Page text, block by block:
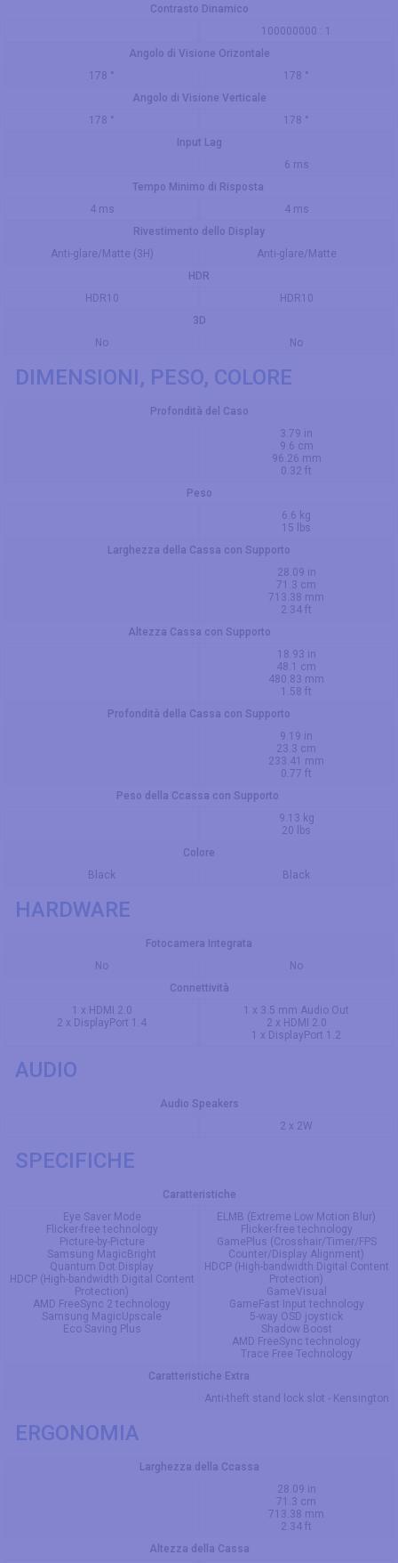
Contrasto Dinamico
100000000 : 1
Angolo di Visione Orizontale
178 °
178 °
Angolo di Visione Verticale
178 °
178 °
Input Lag
6 ms
Tempo Minimo di Risposta
4 ms
4 ms
Rivestimento dello Display
Anti-glare/Matte (3H)
Anti-glare/Matte
HDR
HDR10
HDR10
3D
No
No
DIMENSIONI, PESO, COLORE
Profondità del Caso
3.79 in
9.6 cm
96.26 mm
0.32 ft
Peso
6.6 kg
15 lbs
Larghezza della Cassa con Supporto
28.09 in
71.3 cm
713.38 mm
2.34 ft
Altezza Cassa con Supporto
18.93 in
48.1 cm
480.83 mm
1.58 ft
Profondità della Cassa con Supporto
9.19 in
23.3 cm
233.41 mm
0.77 ft
Peso della Ccassa con Supporto
9.13 kg
20 lbs
Colore
Black
Black
HARDWARE
Fotocamera Integrata
No
No
Connettività
1 x HDMI 2.0
2 x DisplayPort 1.4
1 x 3.5 mm Audio Out
2 x HDMI 2.0
1 x DisplayPort 1.2
AUDIO
Audio Speakers
2 x 2W
SPECIFICHE
Caratteristiche
Eye Saver Mode
Flicker-free technology
Picture-by-Picture
Samsung MagicBright
Quantum Dot Display
HDCP (High-bandwidth Digital Content
Protection)
AMD FreeSync 2 technology
Samsung MagicUpscale
Eco Saving Plus
ELMB (Extreme Low Motion Blur)
Flicker-free technology
GamePlus (Crosshair/Timer/FPS
Counter/Display Alignment)
HDCP (High-bandwidth Digital Content
Protection)
GameVisual
GameFast Input technology
5-way OSD joystick
Shadow Boost
AMD FreeSync technology
Trace Free Technology
Caratteristiche Extra
Anti-theft stand lock slot - Kensington
ERGONOMIA
Larghezza della Ccassa
28.09 in
71.3 cm
713.38 mm
2.34 ft
Altezza della Cassa